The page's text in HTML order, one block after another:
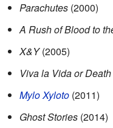
Parachutes (2000)
A Rush of Blood to
X&Y(2005)
Viva la Vida or
Mylo Xyloto (2011)
Ghost Stories (2014)